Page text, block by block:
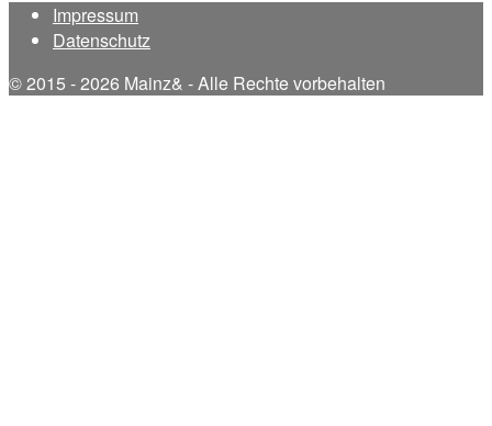
Impressum
Datenschutz
© 2015 - 2026 Mainz& - Alle Rechte vorbehalten